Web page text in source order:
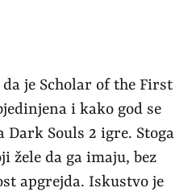
je Scholar of the First
i kako god se
Souls 2 igre. Stoga
žele da ga imaju, bez
apgrejda. Iskustvo je